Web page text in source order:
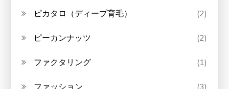
ピカタロ（ディープ育毛） (2)
ピーカンナッツ (2)
ファクタリング (1)
ファッション (3)